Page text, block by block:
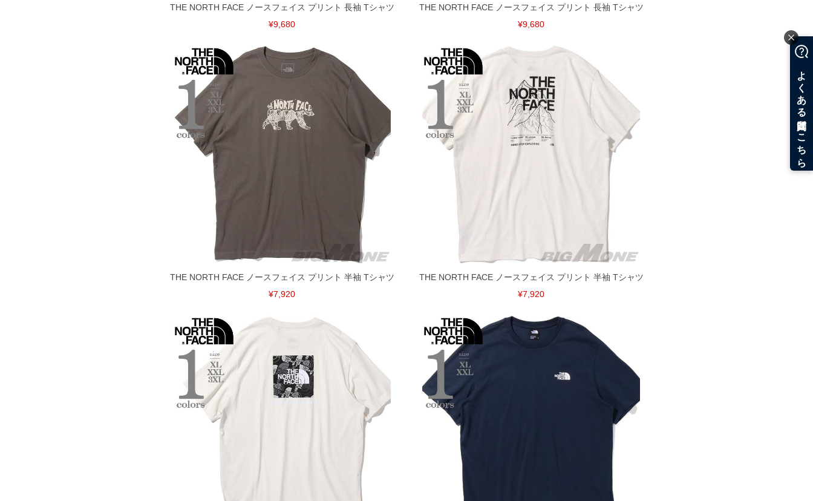
THE NORTH FACE ノースフェイス プリント 長袖 Tシャツ
¥9,680
THE NORTH FACE ノースフェイス プリント 長袖 Tシャツ
¥9,680
THE NORTH FACE ノースフェイス プリント 半袖 Tシャツ
¥7,920
THE NORTH FACE ノースフェイス プリント 半袖 Tシャツ
¥7,920